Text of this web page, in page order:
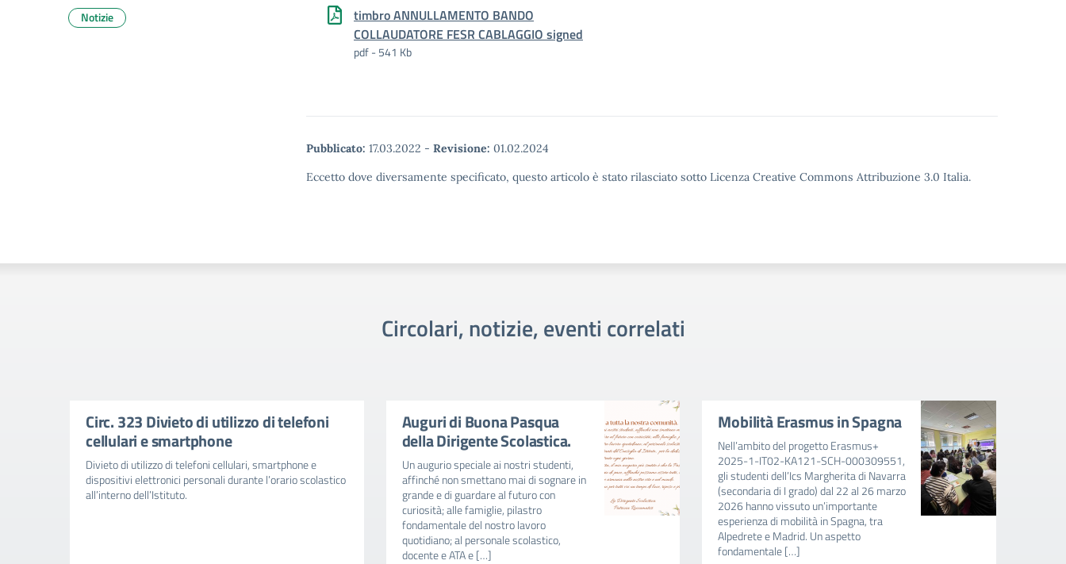
timbro ANNULLAMENTO BANDO
COLLAUDATORE FESR CABLAGGIO signed
pdf - 541 Kb
Pubblicato: 17.03.2022 - Revisione: 01.02.2024
Eccetto dove diversamente specificato, questo articolo è stato rilasciato sotto Licenza Creative Commons Attribuzione 3.0 Italia.
Notizie
Circolari, notizie, eventi correlati
Circ. 323 Divieto di utilizzo di telefoni
cellulari e smartphone
Divieto di utilizzo di telefoni cellulari, smartphone e
dispositivi elettronici personali durante l’orario scolastico
all’interno dell’Istituto.
Auguri di Buona Pasqua
della Dirigente Scolastica.
Un augurio speciale ai nostri studenti,
affinché non smettano mai di sognare in
grande e di guardare al futuro con
curiosità; alle famiglie, pilastro
fondamentale del nostro lavoro
quotidiano; al personale scolastico,
docente e ATA e […]
Mobilità Erasmus in Spagna
Nell’ambito del progetto Erasmus+
2025-1-IT02-KA121-SCH-000309551,
gli studenti dell’Ics Margherita di Navarra
(secondaria di I grado) dal 22 al 26 marzo
2026 hanno vissuto un’importante
esperienza di mobilità in Spagna, tra
Alpedrete e Madrid. Un aspetto
fondamentale […]